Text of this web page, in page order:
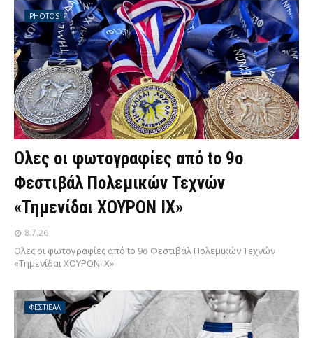
PHOTOS
Ολες οι φωτογραφίες από tο 9ο
Φεστιβάλ Πολεμικών Τεχνών
«Τημενίδαι ΧΟΥΡΟΝ ΙΧ»
8.7.26
Ολες οι φωτογραφίες από tο 9ο Φεστιβάλ Πολεμικών Τεχνών
«Τημενίδαι ΧΟΥΡΟΝ ΙΧ»
ΦΕΣΤΙΒΑΛ